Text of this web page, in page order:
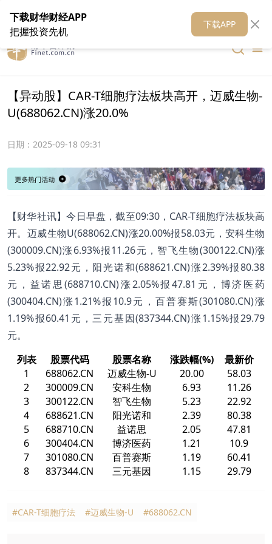
在线客服 关于我们 财华媒体矩阵 财华智库
【异动股】CAR-T细胞疗法板块高开，迈威生物-
U(688062.CN)涨20.0%
日期： 2025-09-18 09:31
【财华社讯】今日早盘，截至09:30，CAR-T细胞疗法板块高
开。迈威生物U(688062.CN)涨20.00%报58.03元，安科生物
(300009.CN)涨6.93%报11.26元，智飞生物(300122.CN)涨
5.23%报22.92元，阳光诺和(688621.CN)涨2.39%报80.38
元，益诺思(688710.CN)涨2.05%报47.81元，博济医药
(300404.CN)涨1.21%报10.9元，百普赛斯(301080.CN)涨
1.19%报60.41元，三元基因(837344.CN)涨1.15%报29.79
元。
列表
股票代码 股票名称 涨跌幅(%)
最新价
1
688062.CN 迈威生物-U 20.00
58.03
2
300009.CN 安科生物 6.93
11.26
3
300122.CN 智飞生物 5.23
22.92
4
688621.CN 阳光诺和 2.39
80.38
5
688710.CN 益诺思 2.05
47.81
6
300404.CN 博济医药 1.21
10.9
7
301080.CN 百普赛斯 1.19
60.41
8
837344.CN 三元基因 1.15 29.79
#CAR-T细胞疗法 #迈威生物-U #688062.CN
下载财华财经APP
把握投资先机
下载APP